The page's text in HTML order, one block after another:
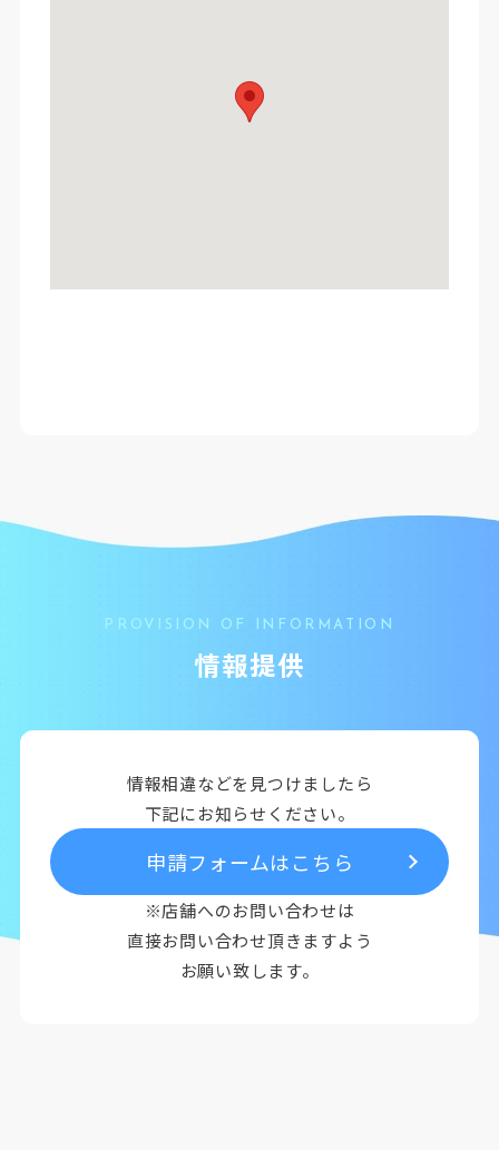
PROVISION OF INFORMATION
情報提供
情報相違などを見つけましたら
下記にお知らせください。
申請フォームはこちら
※店舗へのお問い合わせは
直接お問い合わせ頂きますよう
お願い致します。